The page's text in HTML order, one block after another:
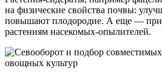
на физические свойства почвы:
повышают плодородие. А еще —
растениям насекомых-опылителей.